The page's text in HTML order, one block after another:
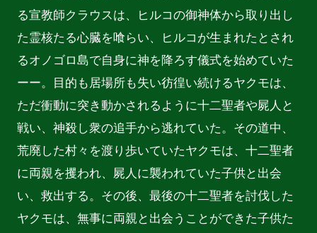
る宣教師クラウスは、ヒルコの御神体から取り出し
た霊核たる心臓を喰らい、ヒルコが生まれたとされ
るオノゴロ島で自身に神を降ろす儀式を始めていた
ーー。目的も居場所も失い彷徨い続けるヤクモは、
ただ衝動に突き動かされるように十二聖者や屍人と
戦い、神殺し衆の追手から逃れていた。その道中、
荒廃した村々を渡り歩いていたヤクモは、十二聖者
に両親を攫われ、屍人に襲われていた子供と出会
い、救出する。その後、最後の十二聖者を討伐した
ヤクモは、無事に両親と出会うことができた子供た